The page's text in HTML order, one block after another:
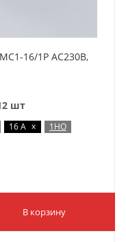
16/1P AC230В,
шт
16 А x
1НО
В корзину